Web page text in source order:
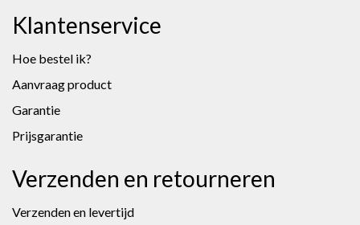
Klantenservice
Hoe bestel ik?
Aanvraag product
Garantie
Prijsgarantie
Verzenden en retourneren
Verzenden en levertijd